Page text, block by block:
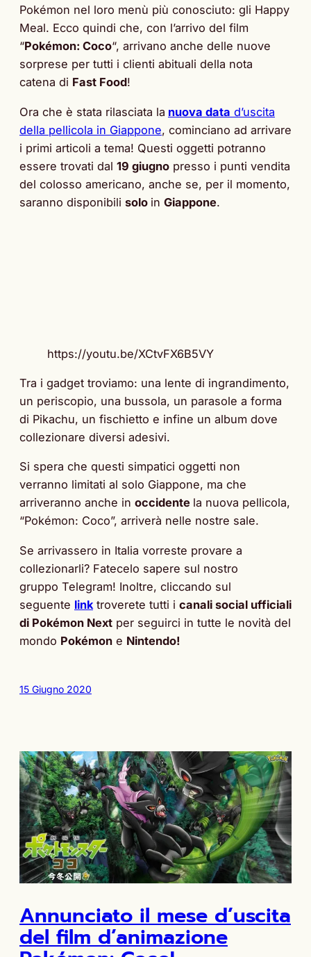
Pokémon nel loro menù più conosciuto: gli Happy
Meal. Ecco quindi che, con l’arrivo del film
“Pokémon: Coco“, arrivano anche delle nuove
sorprese per tutti i clienti abituali della nota
catena di Fast Food!
Ora che è stata rilasciata la nuova data d’uscita
della pellicola in Giappone, cominciano ad arrivare
i primi articoli a tema! Questi oggetti potranno
essere trovati dal 19 giugno presso i punti vendita
del colosso americano, anche se, per il momento,
saranno disponibili solo in Giappone.
https://youtu.be/XCtvFX6B5VY
Tra i gadget troviamo: una lente di ingrandimento,
un periscopio, una bussola, un parasole a forma
di Pikachu, un fischietto e infine un album dove
collezionare diversi adesivi.
Si spera che questi simpatici oggetti non
verranno limitati al solo Giappone, ma che
arriveranno anche in occidente la nuova pellicola,
“Pokémon: Coco”, arriverà nelle nostre sale.
Se arrivassero in Italia vorreste provare a
collezionarli? Fatecelo sapere sul nostro
gruppo Telegram! Inoltre, cliccando sul
seguente link troverete tutti i canali social ufficiali
di Pokémon Next per seguirci in tutte le novità del
mondo Pokémon e Nintendo!
15 Giugno 2020
Annunciato il mese d’uscita
del film d’animazione